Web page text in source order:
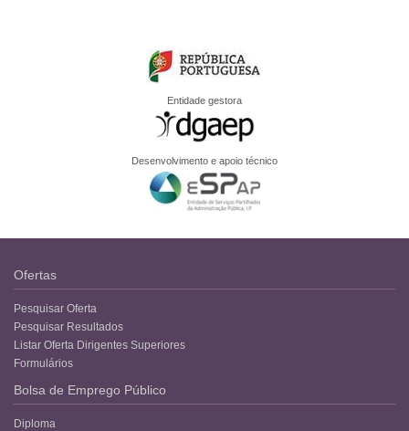
Entidade gestora
Desenvolvimento e apoio técnico
Ofertas
Pesquisar Oferta
Pesquisar Resultados
Listar Oferta Dirigentes Superiores
Formulários
Bolsa de Emprego Público
Diploma